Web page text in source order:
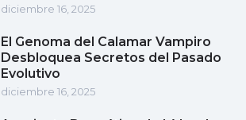
diciembre 16, 2025
El Genoma del Calamar Vampiro
Desbloquea Secretos del Pasado
Evolutivo
diciembre 16, 2025